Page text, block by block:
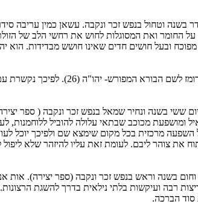
בשנה וטחול בנפש זכר ונקבה. עשאן כמין עריבה
על החומר ואת המסוגלות לחוש את רחשי הלב של
ובעל חושים חדים שאינו חושש מבדידות. הוא
ששי בשנה ונחיר שמאל בנפש זכר ונקבה ( ספר
ומושפעת מכוכב שבתאי עלולה להוביל
מרכזית בכל מקום שימצא שם ולפיכך יוכל
את צוהר ליבם. לעומת זאת עליו להיזהר שלא
בשנה וראש בנפש זכר ונקבה (ספר יצירה). אות
רבה ועיקשות בלתי נילאית בדרך להשגת
הברכה.